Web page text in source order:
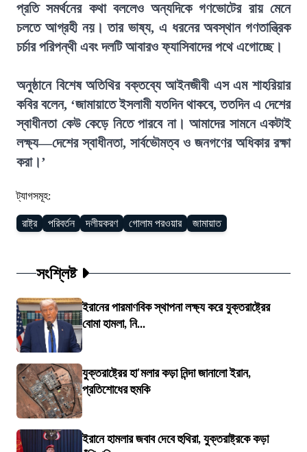
প্রতি সমর্থনের কথা বললেও অন্যদিকে গণভোটের রায় মেনে
চলতে আগ্রহী নয়। তার ভাষ্য, এ ধরনের অবস্থান গণতান্ত্রিক
চর্চার পরিপন্থী এবং দলটি আবারও ফ্যাসিবাদের পথে এগোচ্ছে।
অনুষ্ঠানে বিশেষ অতিথির বক্তব্যে আইনজীবী এস এম শাহরিয়ার
কবির বলেন, ‘জামায়াতে ইসলামী যতদিন থাকবে, ততদিন এ দেশের
স্বাধীনতা কেউ কেড়ে নিতে পারবে না। আমাদের সামনে একটাই
লক্ষ্য—দেশের স্বাধীনতা, সার্বভৌমত্ব ও জনগণের অধিকার রক্ষা
করা।’
ট্যাগসমূহ:
রাষ্ট্র পরিবর্তন দলীয়করণ গোলাম পরওয়ার জামায়াত
সংশ্লিষ্ট
ইরানের পারমাণবিক স্থাপনা লক্ষ্য করে যুক্তরাষ্ট্রের
বোমা হামলা, নি...
যুক্তরাষ্ট্রের হা'মলার কড়া নিন্দা জানালো ইরান,
প্রতিশোধের হুমকি
ইরানে হামলার জবাব দেবে হুথিরা, যুক্তরাষ্ট্রকে কড়া